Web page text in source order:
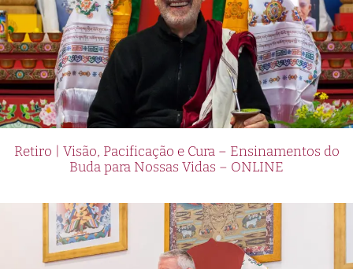
Retiro | Visão, Pacificação e Cura – Ensinamentos do
Buda para Nossas Vidas – ONLINE